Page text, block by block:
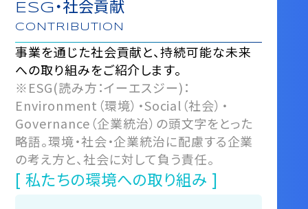
ESG・社会貢献
CONTRIBUTION
事業を通じた社会貢献と、持続可能な未来
への取り組みをご紹介します。
※ESG(読み方：イーエスジー)：
Environment（環境）・Social（社会）・
Governance（企業統治）の頭文字をとった
略語。環境・社会・企業統治に配慮する企業
の考え方と、社会に対して負う責任。
[ 私たちの環境への取り組み ]